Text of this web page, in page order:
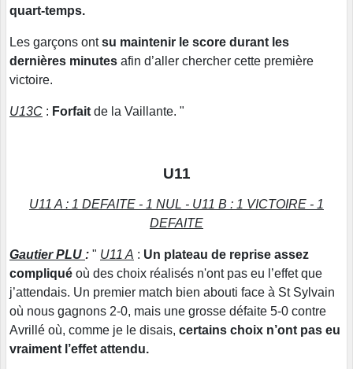
quart-temps.
Les garçons ontsu maintenir le score durant les
dernières minutes afin d’aller chercher cette première
victoire.
U13C : Forfait de la Vaillante. "
U11
U11 A : 1 DEFAITE - 1 NUL - U11 B : 1 VICTOIRE - 1
DEFAITE
Gautier PLU : " U11 A : Un plateau de reprise assez
compliqué où des choix réalisés n'ont pas eu l’effet que
j’attendais. Un premier match bien abouti face à St Sylvain
où nous gagnons 2-0, mais une grosse défaite 5-0 contre
Avrillé où, comme je le disais, certains choix n’ont pas eu
vraiment l’effet attendu.